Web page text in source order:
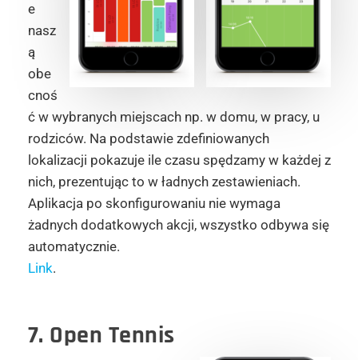
e
nasz
ą
obe
cnoś
ć w wybranych miejscach np. w domu, w pracy, u
rodziców. Na podstawie zdefiniowanych
lokalizacji pokazuje ile czasu spędzamy w każdej z
nich, prezentując to w ładnych zestawieniach.
Aplikacja po skonfigurowaniu nie wymaga
żadnych dodatkowych akcji, wszystko odbywa się
automatycznie.
Link.
7. Open Tennis